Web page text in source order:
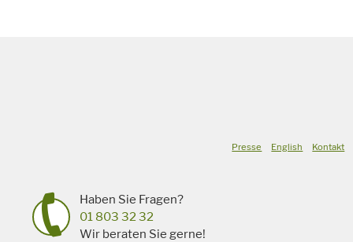
Presse English Kontakt
Haben Sie Fragen?
01 803 32 32
Wir beraten Sie gerne!